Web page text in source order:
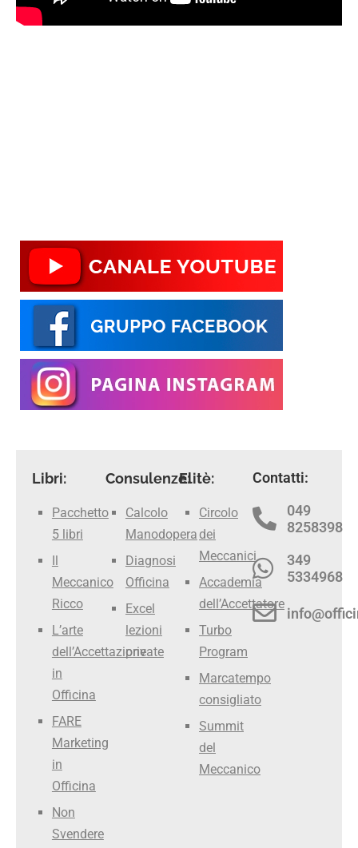
Libri:
Pacchetto
5 libri
Meccanico
Ricco
L’arte
dell’Accettazione
in
Officina
FARE
Marketing
in
Officina
Non
Svendere
Consulenze:
Calcolo
Manodopera
Diagnosi
Officina
Excel
lezioni
private
Elitè:
Circolo
dei
Meccanici
Accademia
dell’Accettatore
Turbo
Program
Marcatempo
consigliato
Summit
del
Meccanico
Contatti:
049
8258398
349
5334968